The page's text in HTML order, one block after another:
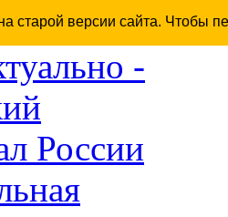
старой версии сайта. Чтобы
-
России